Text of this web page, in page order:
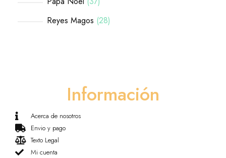
Reyes Magos 28
Información
Acerca de nosotros
Envio y pago
Texto Legal
Mi cuenta